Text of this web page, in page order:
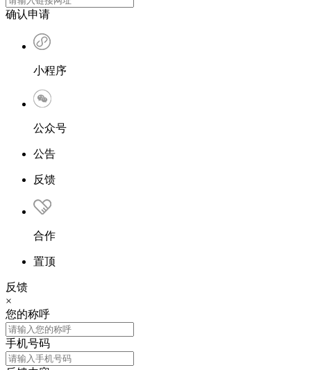
确认申请
小程序
公众号
公告
反馈
合作
置顶
反馈
×
您的称呼
手机号码